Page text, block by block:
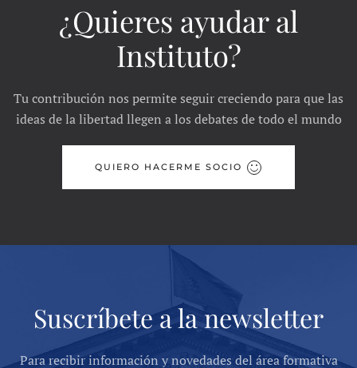
¿Quieres ayudar al
Instituto?
Tu contribución nos permite seguir creciendo para que las
ideas de la libertad llegen a los debates de todo el mundo
QUIERO HACERME SOCIO
Suscríbete a la newsletter
Para recibir información y novedades del área formativa